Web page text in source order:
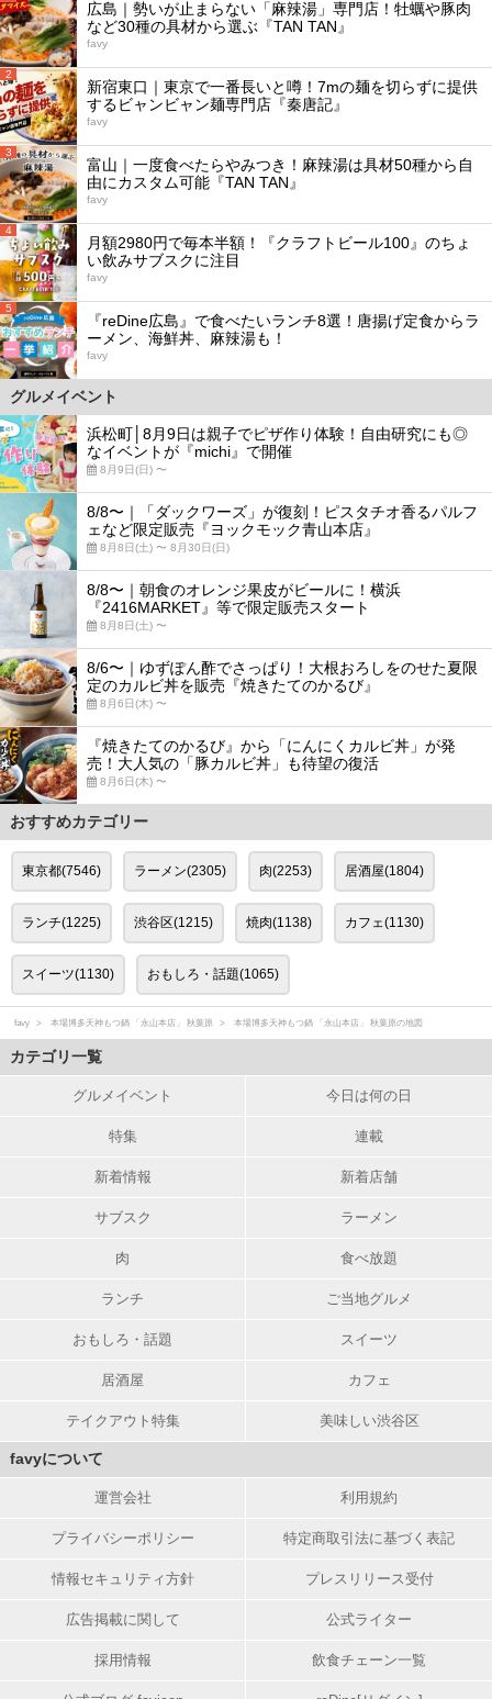
広島｜勢いが止まらない「麻辣湯」専門店！牡蠣や豚肉
など30種の具材から選ぶ『TAN TAN』
favy
2
新宿東口｜東京で一番長いと噂！7mの麺を切らずに提供
するビャンビャン麺専門店『秦唐記』
favy
3
富山｜一度食べたらやみつき！麻辣湯は具材50種から自
由にカスタム可能『TAN TAN』
favy
4
月額2980円で毎本半額！『クラフトビール100』のちょ
い飲みサブスクに注目
favy
5
『reDine広島』で食べたいランチ8選！唐揚げ定食からラ
ーメン、海鮮丼、麻辣湯も！
favy
グルメイベント
浜松町│8月9日は親子でピザ作り体験！自由研究にも◎
なイベントが『michi』で開催
8月9日(日) 〜
8/8〜｜「ダックワーズ」が復刻！ピスタチオ香るパルフ
ェなど限定販売『ヨックモック青山本店』
8月8日(土) 〜 8月30日(日)
8/8〜｜朝食のオレンジ果皮がビールに！横浜
『2416MARKET』等で限定販売スタート
8月8日(土) 〜
8/6〜｜ゆずぽん酢でさっぱり！大根おろしをのせた夏限
定のカルビ丼を販売『焼きたてのかるび』
8月6日(木) 〜
『焼きたてのかるび』から「にんにくカルビ丼」が発
売！大人気の「豚カルビ丼」も待望の復活
8月6日(木) 〜
おすすめカテゴリー
東京都(7546) ラーメン(2305) 肉(2253) 居酒屋(1804)
ランチ(1225) 渋谷区(1215) 焼肉(1138) カフェ(1130)
スイーツ(1130) おもしろ・話題(1065)
favy 本場博多天神もつ鍋 「永山本店」 秋葉原 本場博多天神もつ鍋 「永山本店」 秋葉原の地図
カテゴリ一覧
グルメイベント 今日は何の日
特集 連載
新着情報 新着店舗
サブスク ラーメン
肉 食べ放題
ランチ ご当地グルメ
おもしろ・話題 スイーツ
居酒屋 カフェ
テイクアウト特集 美味しい渋谷区
favyについて
運営会社 利用規約
プライバシーポリシー 特定商取引法に基づく表記
情報セキュリティ方針 プレスリリース受付
広告掲載に関して 公式ライター
採用情報 飲食チェーン一覧